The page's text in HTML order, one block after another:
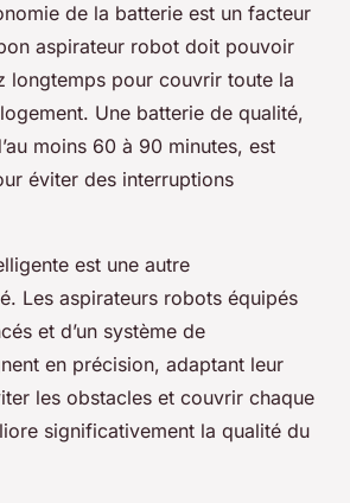
de la batterie est un facteur
aspirateur robot doit pouvoir
longtemps pour couvrir toute la
Une batterie de qualité,
moins 60 à 90 minutes, est
éviter des interruptions
est une autre
Les aspirateurs robots équipés
et d’un système de
en précision, adaptant leur
les obstacles et couvrir chaque
significativement la qualité du